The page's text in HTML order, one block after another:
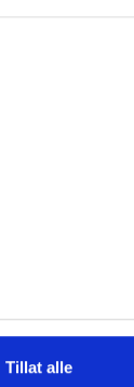
Tillat alle